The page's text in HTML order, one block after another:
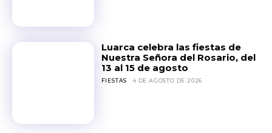
Luarca celebra las fiestas de
Nuestra Señora del Rosario, del
13 al 15 de agosto
FIESTAS 4 DE AGOSTO DE 2026